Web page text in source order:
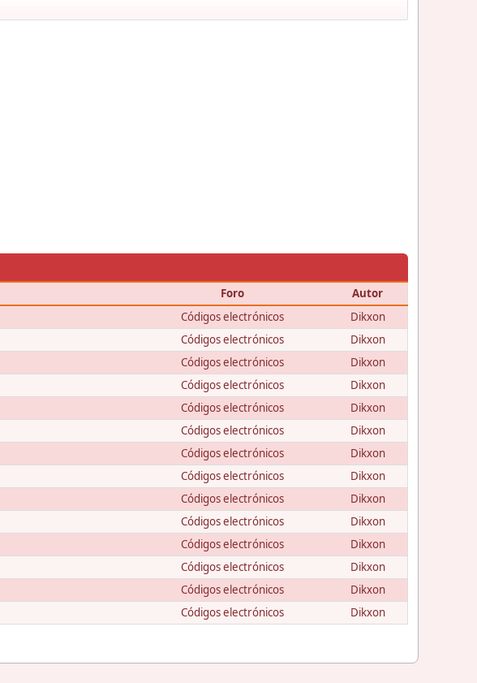
Foro
Autor
Códigos electrónicos
Dikxon
Códigos electrónicos
Dikxon
Códigos electrónicos
Dikxon
Códigos electrónicos
Dikxon
Códigos electrónicos
Dikxon
Códigos electrónicos
Dikxon
Códigos electrónicos
Dikxon
Códigos electrónicos
Dikxon
Códigos electrónicos
Dikxon
Códigos electrónicos
Dikxon
Códigos electrónicos
Dikxon
Códigos electrónicos
Dikxon
Códigos electrónicos
Dikxon
Códigos electrónicos Dikxon